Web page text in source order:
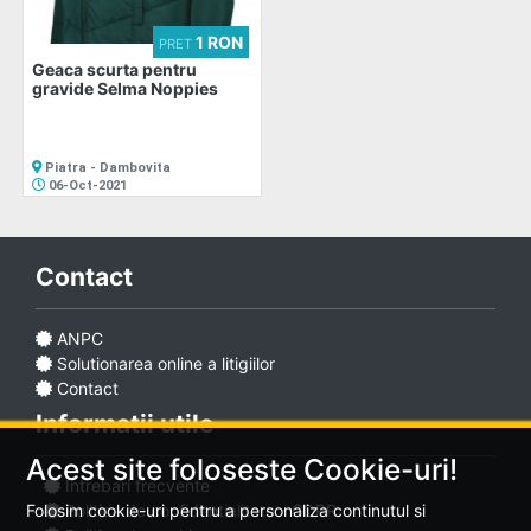
Adaugă
Favorite
Ajutor
Geaca scurta pentru
gravide Selma Noppies
PRET1 RON
Piatra - Dambovita
06-Oct-2021
Contact
ANPC
Solutionarea online a litigiilor
Contact
Informatii utile
Intrebari frecvente
Politica de confidentialitate - GDPR
Acest site foloseste Cookie-uri!
Folosim cookie-uri pentru a personaliza continutul si